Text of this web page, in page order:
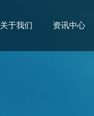
关于我们 资讯中心